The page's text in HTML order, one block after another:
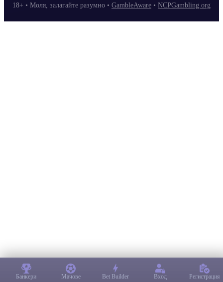
Банкери Мачове Bet Builder Вход Регистрация
18+ • Моля, залагайте разумно • GambleAware • NCPGambling.org